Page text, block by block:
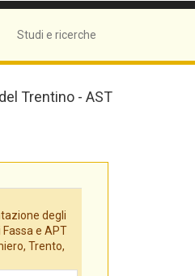
Studi e ricerche
Trentino - AST
degli
e APT
Trento,